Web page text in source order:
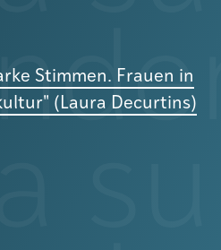
Stimmen. Frauen in
(Laura Decurtins)